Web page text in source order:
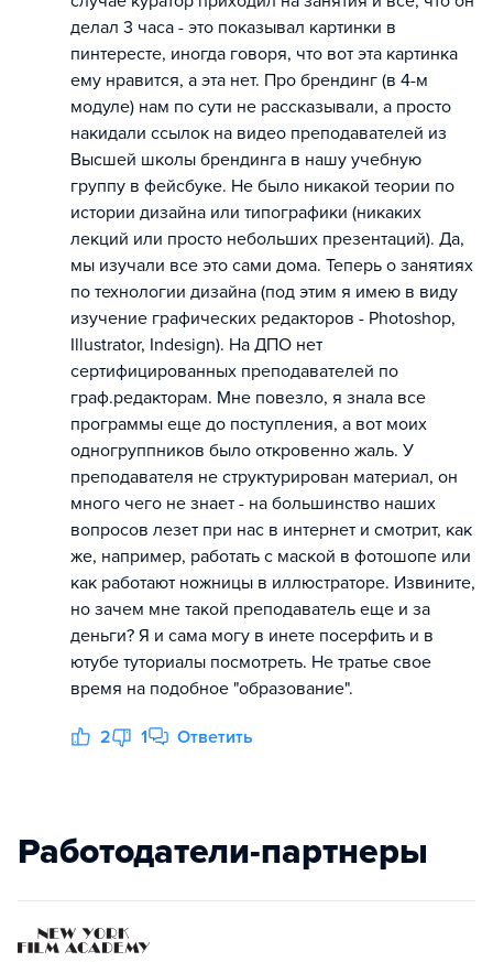
делал 3 часа - это показывал картинки в
пинтересте, иногда говоря, что вот эта картинка
ему нравится, а эта нет. Про брендинг (в 4-м
модуле) нам по сути не рассказывали, а просто
накидали ссылок на видео преподавателей из
Высшей школы брендинга в нашу учебную
группу в фейсбуке. Не было никакой теории по
истории дизайна или типографики (никаких
лекций или просто небольших презентаций). Да,
мы изучали все это сами дома. Теперь о занятиях
по технологии дизайна (под этим я имею в виду
изучение графических редакторов - Photoshop,
Illustrator, Indesign). На ДПО нет
сертифицированных преподавателей по
граф.редакторам. Мне повезло, я знала все
программы еще до поступления, а вот моих
одногруппников было откровенно жаль. У
преподавателя не структурирован материал, он
много чего не знает - на большинство наших
вопросов лезет при нас в интернет и смотрит, как
же, например, работать с маской в фотошопе или
как работают ножницы в иллюстраторе. Извините,
но зачем мне такой преподаватель еще и за
деньги? Я и сама могу в инете посерфить и в
ютубе туториалы посмотреть. Не тратье свое
время на подобное "образование".
2 1 Ответить
Работодатели-партнеры